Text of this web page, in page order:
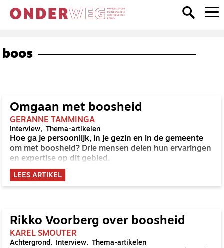
boos
Omgaan met boosheid
GERANNE TAMMINGA
Interview Thema-artikelen
Hoe ga je persoonlijk, in je gezin en in de gemeente
om met boosheid? Drie mensen delen hun ervaringen
en expertise op dit gebied.
LEES ARTIKEL
Rikko Voorberg over boosheid
KAREL SMOUTER
Achtergrond Interview Thema-artikelen